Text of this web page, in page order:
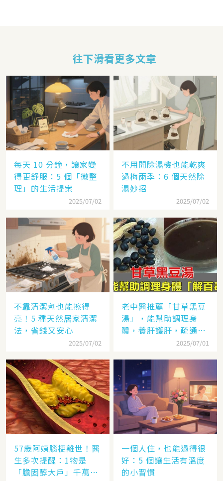
往下滑看更多文章
每天 10 分鐘，讓家變
得更舒服：5 個「微整
理」的生活提案
2025/07/02
不用開除濕機也能乾爽
過梅雨季：6 個天然除
濕妙招
2025/07/02
不靠清潔劑也能擦得
亮！5 種天然居家清潔
法，省錢又安心
2025/07/02
老中醫推薦「甘草黑豆
湯」，能幫助調理身
體，養肝護肝，疏通血
管，控三高，做法很簡
2025/07/01
57歲阿姨腦梗離世！醫
生多次提醒：1物是
「膽固醇大戶」千萬別
一個人住，也能過得很
好：5 個讓生活有溫度
的小習慣